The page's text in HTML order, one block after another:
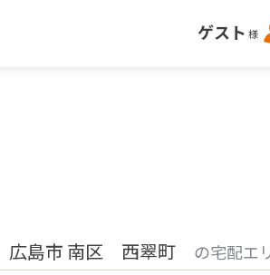
ゲスト 様
島市 南区 西翠町 の宅配エ